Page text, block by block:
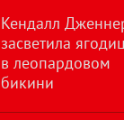
Кендалл
засветила
в леопардовом
бикини